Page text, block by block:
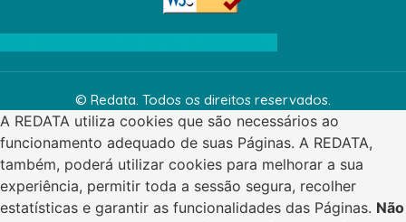
© Redata. Todos os direitos reservados.
A REDATA utiliza cookies que são necessários ao
funcionamento adequado de suas Páginas. A REDATA,
também, poderá utilizar cookies para melhorar a sua
experiência, permitir toda a sessão segura, recolher
estatísticas e garantir as funcionalidades das Páginas. Não